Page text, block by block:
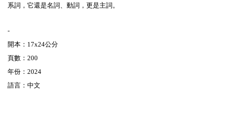
系詞，它還是名詞、動詞，更是主詞。
-
開本：17x24公分
頁數：200
年份：2024
語言：中文